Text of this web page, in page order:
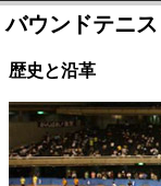
バウンドテニス
歴史と沿革